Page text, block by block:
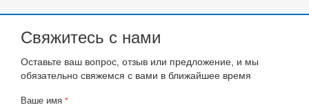
Свяжитесь с нами
Оставьте ваш вопрос, отзыв или предложение, и мы
обязательно свяжемся с вами в ближайшее время
Ваше имя *